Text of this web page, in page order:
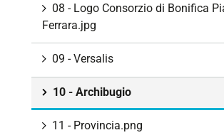
08 - Logo Consorzio di Bonifica
Ferrara.jpg
09 - Versalis
10 - Archibugio
11 - Provincia.png